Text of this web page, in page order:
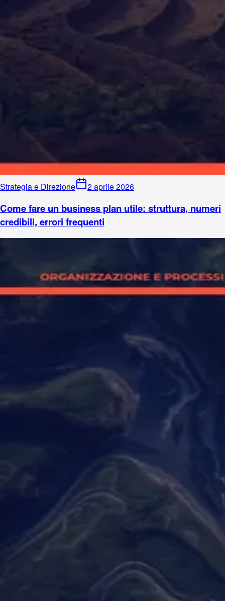
Strategia e Direzione 2 aprile 2026
Come fare un business plan utile: struttura, numeri
credibili, errori frequenti